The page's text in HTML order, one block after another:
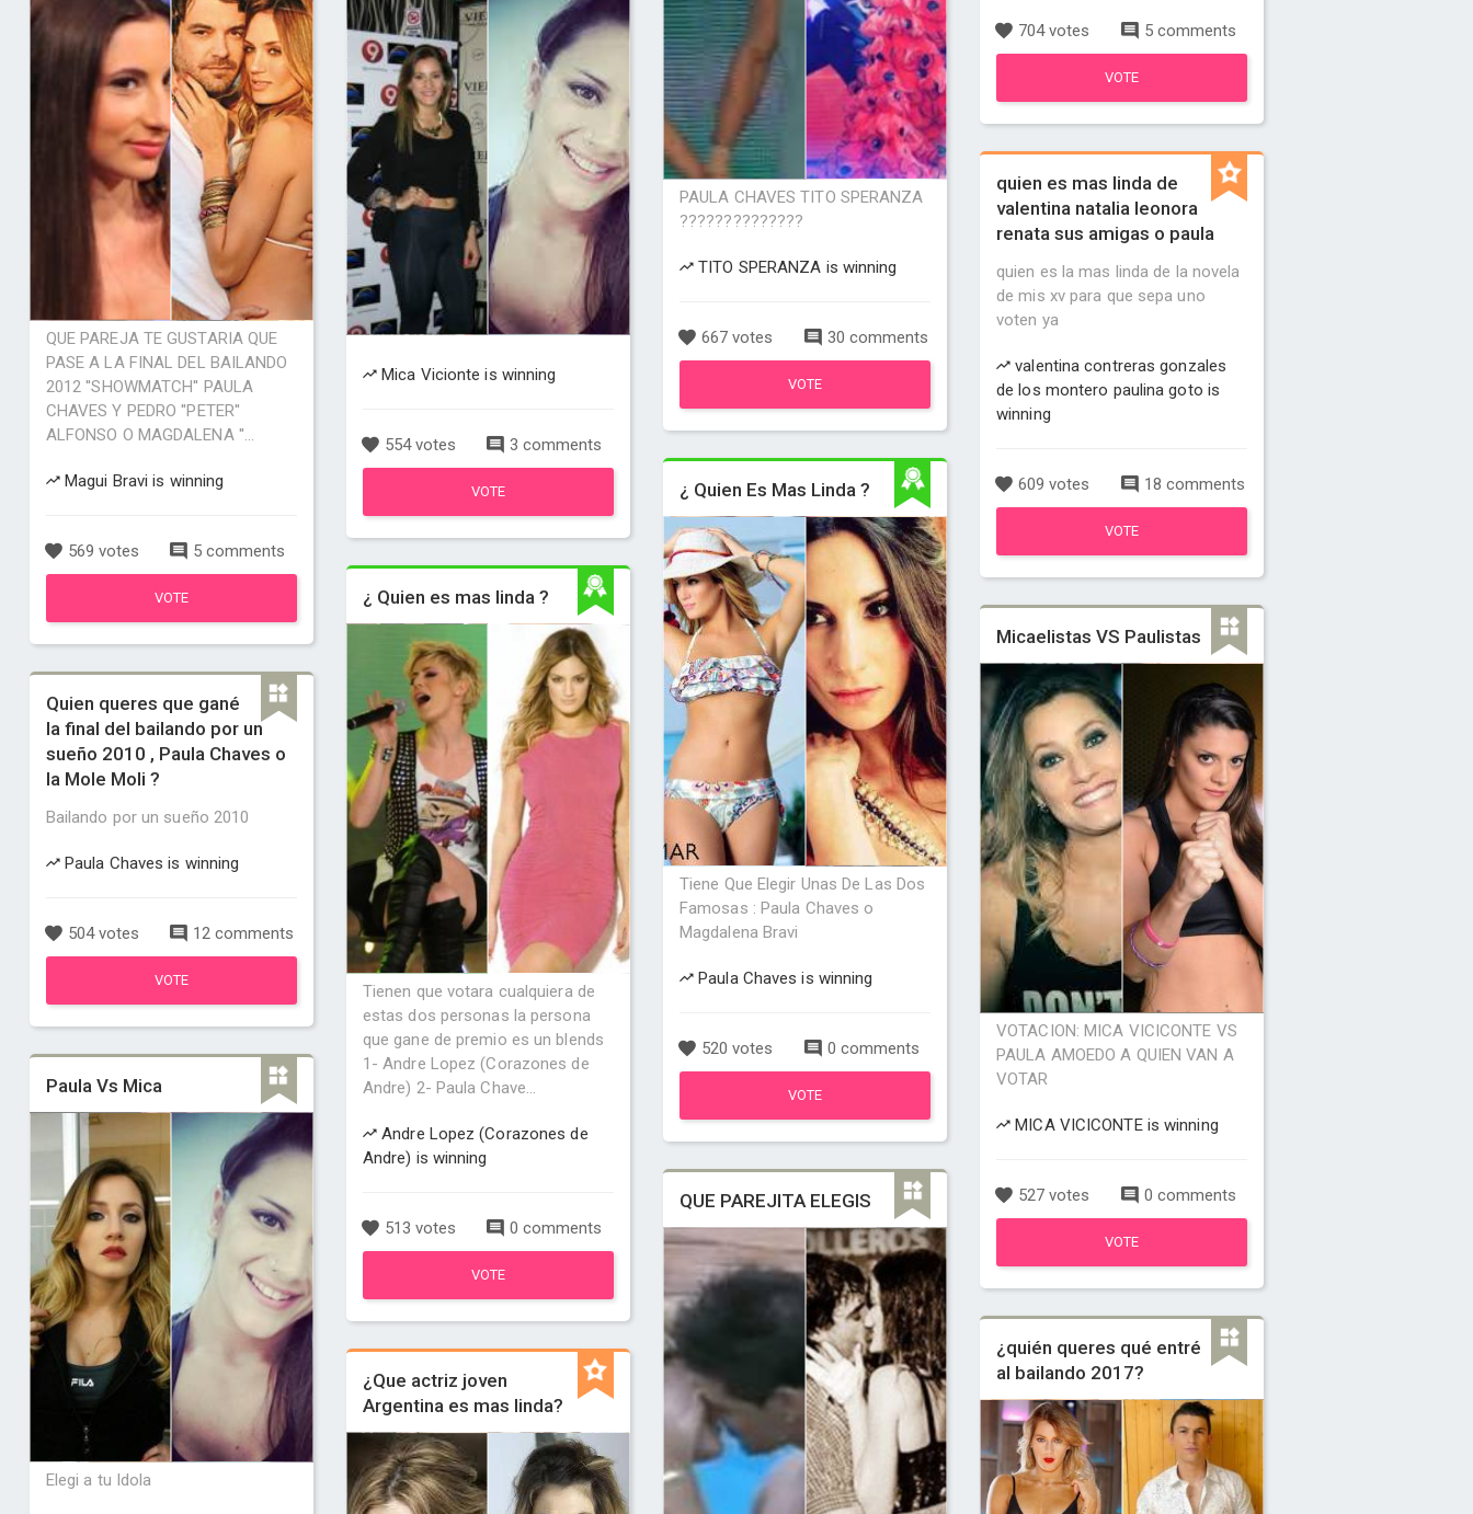
QUE PAREJA TE GUSTARIA QUE
PASE A LA FINAL DEL BAILANDO
2012 ''SHOWMATCH'' PAULA
CHAVES Y PEDRO ''PETER''
ALFONSO O MAGDALENA ''...
Magui Bravi is winning
569 votes 5 comments
VOTE
Quien queres que gané
la final del bailando por un
sueño 2010 , Paula Chaves o
la Mole Moli ?
Bailando por un sueño 2010
Paula Chaves is winning
504 votes 12 comments
VOTE
Paula Vs Mica
Elegi a tu Idola
Mica Vicionte is winning
554 votes 3 comments
VOTE
¿ Quien es mas linda ?
Tienen que votara cualquiera de
estas dos personas la persona
que gane de premio es un blends
1- Andre Lopez (Corazones de
Andre) 2- Paula Chave...
Andre Lopez (Corazones de
Andre) is winning
513 votes 0 comments
VOTE
¿Que actriz joven
Argentina es mas linda?
PAULA CHAVES TITO SPERANZA
??????????????
TITO SPERANZA is winning
667 votes 30 comments
VOTE
¿ Quien Es Mas Linda ?
Tiene Que Elegir Unas De Las Dos
Famosas : Paula Chaves o
Magdalena Bravi
Paula Chaves is winning
520 votes 0 comments
VOTE
QUE PAREJITA ELEGIS
704 votes 5 comments
VOTE
quien es mas linda de
valentina natalia leonora
renata sus amigas o paula
quien es la mas linda de la novela
de mis xv para que sepa uno
voten ya
valentina contreras gonzales
de los montero paulina goto is
winning
609 votes 18 comments
VOTE
Micaelistas VS Paulistas
VOTACION: MICA VICICONTE VS
PAULA AMOEDO A QUIEN VAN A
VOTAR
MICA VICICONTE is winning
527 votes 0 comments
VOTE
¿quién queres qué entré
al bailando 2017?